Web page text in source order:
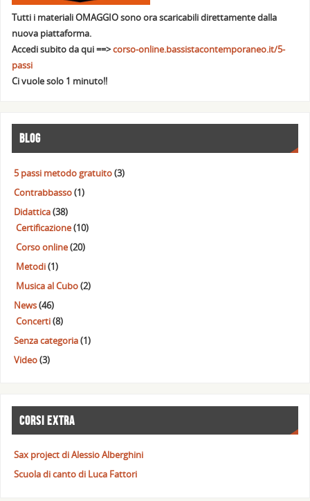
Tutti i materiali OMAGGIO sono ora scaricabili direttamente dalla
nuova piattaforma.
Accedi subito da qui ==>corso-online.bassistacontemporaneo.it/5-
passi
Ci vuole solo 1 minuto!!
BLOG
5 passi metodo gratuito(3)
Contrabbasso(1)
Didattica(38)
Certificazione(10)
Corso online(20)
Metodi(1)
Musica al Cubo(2)
News(46)
Concerti(8)
Senza categoria(1)
Video(3)
CORSI EXTRA
Sax project di Alessio Alberghini
Scuola di canto di Luca Fattori